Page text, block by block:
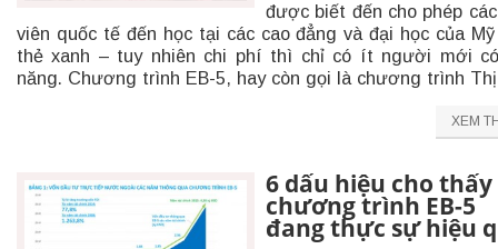
được biết đến cho phép
viên quốc tế đến học tại các cao đẳng và đại học của
thẻ xanh – tuy nhiên chi phí thì chỉ có ít người mới
năng. Chương trình EB-5, hay còn gọi là chương trình Thị
XEM
6 dấu hiệu cho thấy
chương trình EB-5
đang thực sự hiệu